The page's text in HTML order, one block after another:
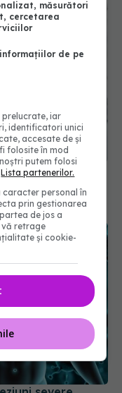
la
măsurători
cercetarea
de pe
prelucrate, iar
identificatori unici
accesate de și
folosite în mod
putem folosi
Lista partenerilor.
personal în
prin gestionarea
de jos a
vă retrage
și cookie-